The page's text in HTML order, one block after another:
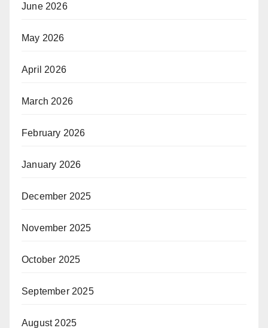
June 2026
May 2026
April 2026
March 2026
February 2026
January 2026
December 2025
November 2025
October 2025
September 2025
August 2025